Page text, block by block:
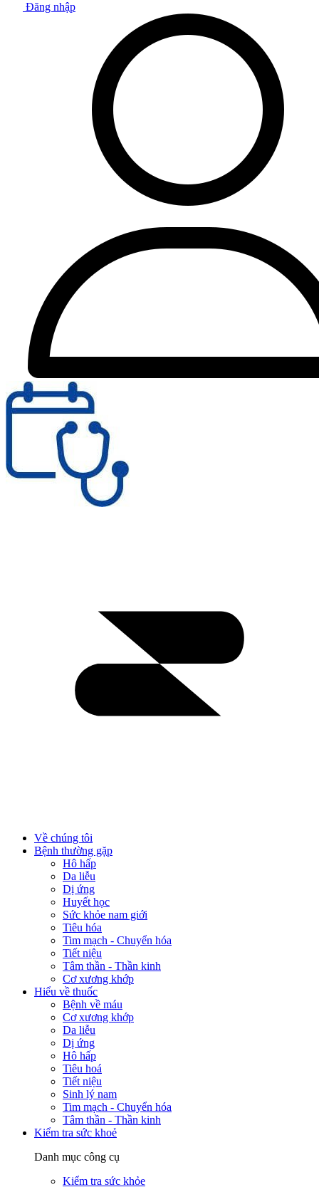
Đăng nhập
Về chúng tôi
Bệnh thường gặp
Hô hấp
Da liễu
Dị ứng
Huyết học
Sức khỏe nam giới
Tiêu hóa
Tim mạch - Chuyển hóa
Tiết niệu
Tâm thần - Thần kinh
Cơ xương khớp
Hiểu về thuốc
Bệnh về máu
Cơ xương khớp
Da liễu
Dị ứng
Hô hấp
Tiêu hoá
Tiết niệu
Sinh lý nam
Tim mạch - Chuyển hóa
Tâm thần - Thần kinh
Kiểm tra sức khoẻ
Danh mục công cụ
Kiểm tra sức khỏe